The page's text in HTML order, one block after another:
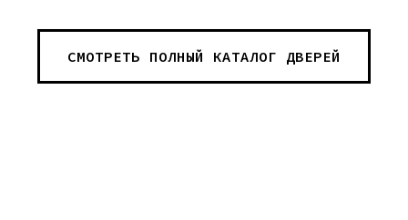
СМОТРЕТЬ ПОЛНЫЙ КАТАЛОГ ДВЕРЕЙ